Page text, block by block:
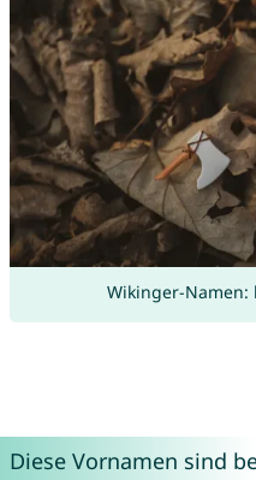
Wikinger-
Diese Vornamen sind